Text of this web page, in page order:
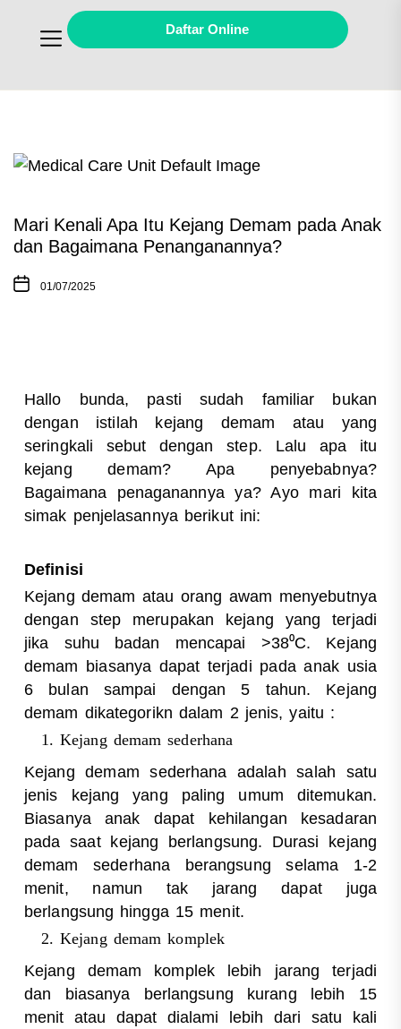
Daftar Online
Mari Kenali Apa Itu Kejang Demam pada Anak
dan Bagaimana Penanganannya?
01/07/2025
Hallo bunda, pasti sudah familiar bukan
dengan istilah kejang demam atau yang
seringkali sebut dengan step. Lalu apa itu
kejang demam? Apa penyebabnya?
Bagaimana penaganannya ya? Ayo mari kita
simak penjelasannya berikut ini:
Definisi
Kejang demam atau orang awam menyebutnya
dengan step merupakan kejang yang terjadi
jika suhu badan mencapai >38⁰C. Kejang
demam biasanya dapat terjadi pada anak usia
6 bulan sampai dengan 5 tahun. Kejang
demam dikategorikn dalam 2 jenis, yaitu :
Kejang demam sederhana
Kejang demam sederhana adalah salah satu
jenis kejang yang paling umum ditemukan.
Biasanya anak dapat kehilangan kesadaran
pada saat kejang berlangsung. Durasi kejang
demam sederhana berangsung selama 1-2
menit, namun tak jarang dapat juga
berlangsung hingga 15 menit.
Kejang demam komplek
Kejang demam komplek lebih jarang terjadi
dan biasanya berlangsung kurang lebih 15
menit atau dapat dialami lebih dari satu kali